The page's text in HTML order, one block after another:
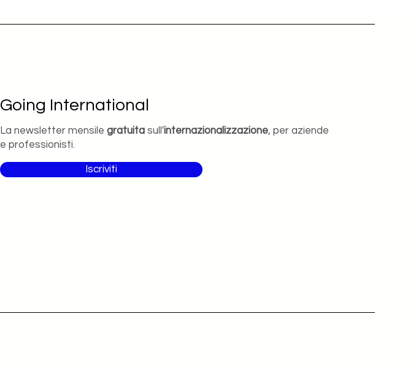
Going International
La newsletter mensile gratuitasull'internazionalizzazione, per aziende
e professionisti.
Iscriviti